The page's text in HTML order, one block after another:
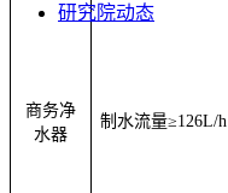
研究院动态
商务净
水器
制水流量≥126L/h